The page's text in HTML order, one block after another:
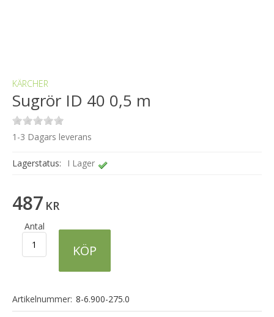
KÄRCHER
Sugrör ID 40 0,5 m
1-3 Dagars leverans
Lagerstatus: I Lager
487 KR
Antal
KÖP
Artikelnummer: 8-6.900-275.0